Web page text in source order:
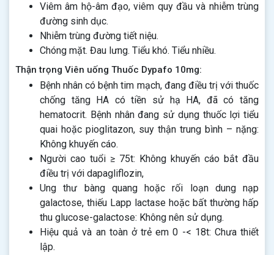
Viêm âm hộ-âm đạo, viêm quy đầu và nhiễm trùng
đường sinh dục.
Nhiễm trùng đường tiết niệu.
Chóng mặt. Đau lưng. Tiểu khó. Tiểu nhiều.
Thận trọng Viên uống Thuốc Dypafo 10mg:
Bệnh nhân có bệnh tim mạch, đang điều trị với thuốc
chống tăng HA có tiền sử hạ HA, đã có tăng
hematocrit. Bệnh nhân đang sử dụng thuốc lợi tiểu
quai hoặc pioglitazon, suy thận trung bình – nặng:
Không khuyến cáo.
Người cao tuổi ≥ 75t: Không khuyến cáo bắt đầu
điều trị với dapagliflozin,
Ung thư bàng quang hoặc rối loạn dung nạp
galactose, thiếu Lapp lactase hoặc bất thường hấp
thu glucose-galactose: Không nên sử dụng.
Hiệu quả và an toàn ở trẻ em 0 -< 18t: Chưa thiết
lập.